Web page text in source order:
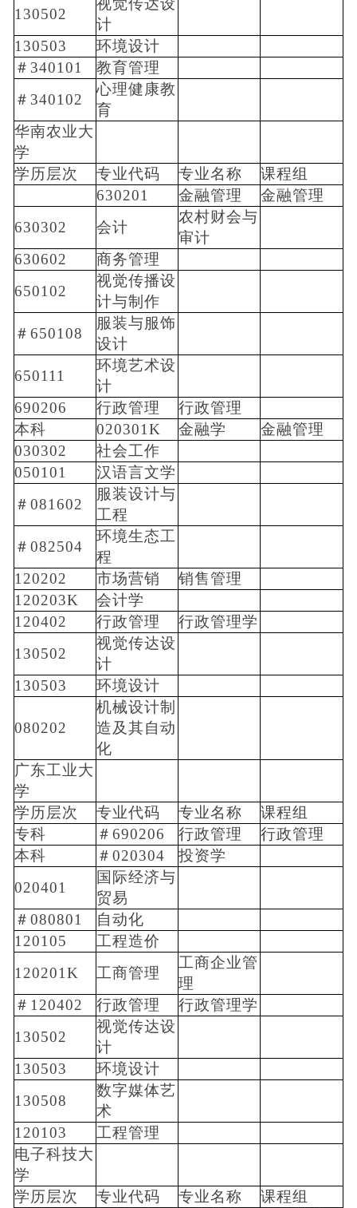
130502
计
130503
环境设计
＃340101
教育管理
＃340102
心理健康教
育
华南农业大
学
学历层次
专业代码 专业名称
课程组
630201
金融管理
金融管理
630302
会计
农村财会与
审计
630602
商务管理
650102
视觉传播设
计与制作
＃650108
服装与服饰
设计
650111
环境艺术设
计
690206
行政管理
行政管理
本科
020301K 金融学
金融管理
030302
社会工作
050101
汉语言文学
＃081602
服装设计与
工程
＃082504
环境生态工
程
120202
市场营销
销售管理
120203K
会计学
120402
行政管理
行政管理学
130502
视觉传达设
计
130503
环境设计
080202
机械设计制
造及其自动
化
广东工业大
学
学历层次
专业代码 专业名称
课程组
专科
＃690206 行政管理
行政管理
本科
＃020304
投资学
020401
国际经济与
贸易
＃080801
自动化
120105
工程造价
120201K
工商管理
工商企业管
理
＃120402
行政管理
行政管理学
130502
视觉传达设
计
130503
环境设计
130508
数字媒体艺
术
120103
工程管理
电子科技大
学
学历层次
专业代码 专业名称
课程组